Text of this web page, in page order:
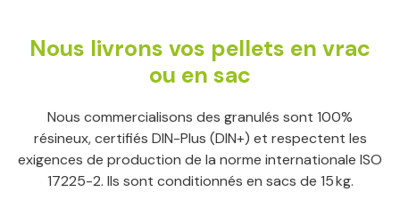
Nous livrons vos pellets en vrac
ou en sac
Nous commercialisons des granulés sont 100%
résineux, certifiés DIN-Plus (DIN+) et respectent les
exigences de production de la norme internationale ISO
17225-2. Ils sont conditionnés en sacs de 15 kg.